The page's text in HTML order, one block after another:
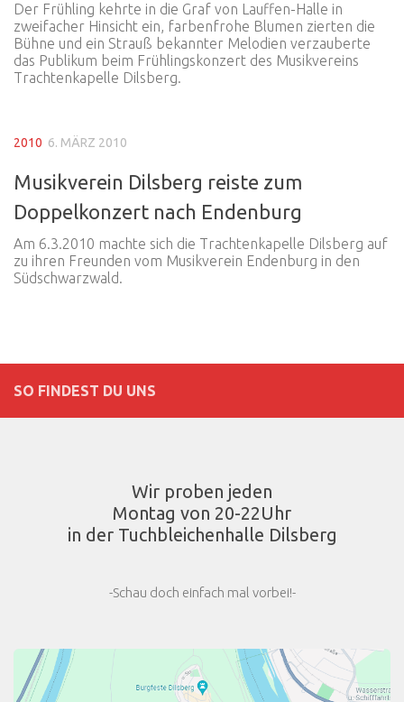
Der Frühling kehrte in die Graf von Lauffen-Halle in
zweifacher Hinsicht ein, farbenfrohe Blumen zierten die
Bühne und ein Strauß bekannter Melodien verzauberte
das Publikum beim Frühlingskonzert des Musikvereins
Trachtenkapelle Dilsberg.
2010 6. MÄRZ 2010
Musikverein Dilsberg reiste zum
Doppelkonzert nach Endenburg
Am 6.3.2010 machte sich die Trachtenkapelle Dilsberg auf
zu ihren Freunden vom Musikverein Endenburg in den
Südschwarzwald.
SO FINDEST DU UNS
Wir proben jeden
Montag von 20-22Uhr
in der Tuchbleichenhalle Dilsberg
-Schau doch einfach mal vorbei!-